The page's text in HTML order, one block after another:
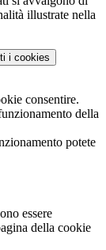
illustrate nella
i cookies
consentire.
della
potete
essere
della cookie